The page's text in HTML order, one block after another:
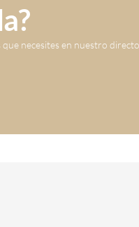
necesites en nuestro